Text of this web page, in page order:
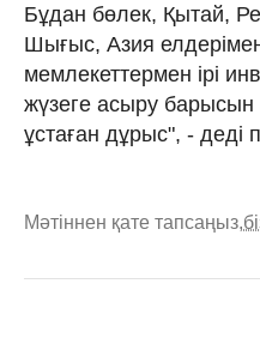
Бұдан бөлек, Қытай,
Шығыс, Азия
мемлекеттермен ірі
жүзеге асыру
ұстаған дұрыс", - деді
Мәтіннен қате тапсаңыз,